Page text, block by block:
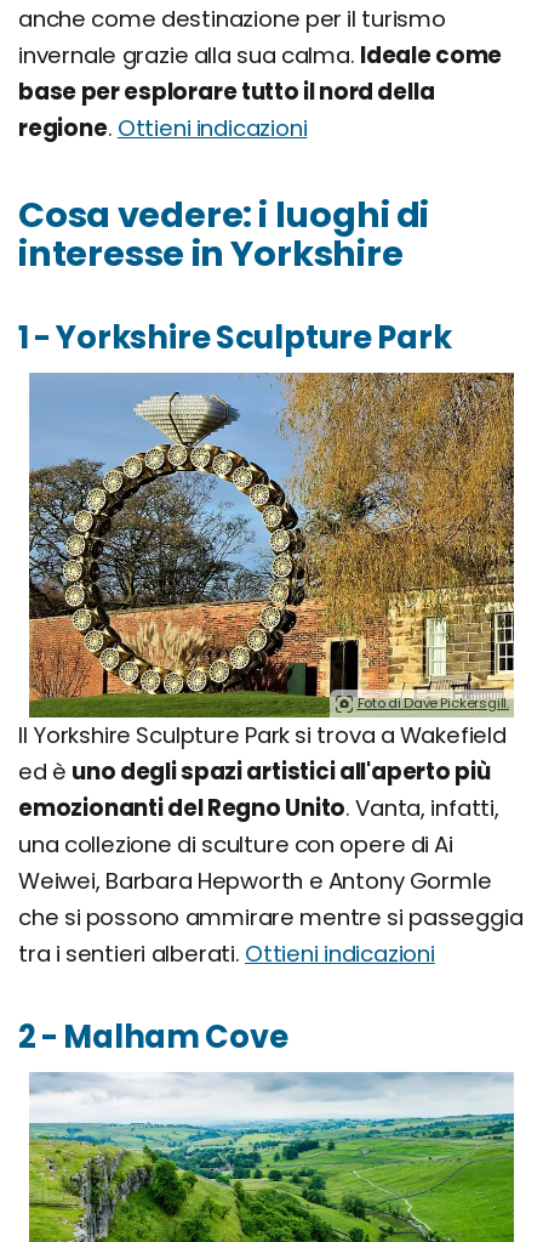
anche come destinazione per il turismo
invernale grazie alla sua calma. Ideale come
base per esplorare tutto il nord della
regione. Ottieni indicazioni
Cosa vedere: i luoghi di
interesse in Yorkshire
1 - Yorkshire Sculpture Park
Foto di Dave Pickersgill.
Il Yorkshire Sculpture Park si trova a Wakefield
ed è uno degli spazi artistici all'aperto più
emozionanti del Regno Unito. Vanta, infatti,
una collezione di sculture con opere di Ai
Weiwei, Barbara Hepworth e Antony Gormle
che si possono ammirare mentre si passeggia
tra i sentieri alberati. Ottieni indicazioni
2 - Malham Cove